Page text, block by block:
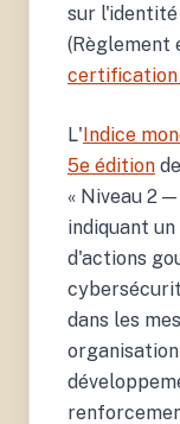
sur l'identité
(Règlement
certification
L' Indice
5e édition
« Niveau 2
indiquant
d'actions
dans les